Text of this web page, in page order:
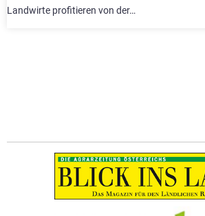
Landwirte profitieren von der…